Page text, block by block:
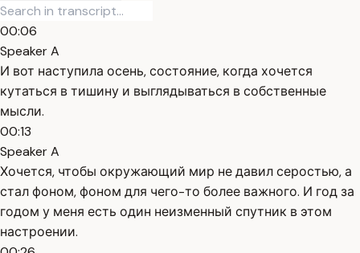
00:06
Speaker A
И вот наступила осень, состояние, когда хочется
кутаться в тишину и выглядываться в собственные
мысли.
00:13
Speaker A
Хочется, чтобы окружающий мир не давил серостью, а
стал фоном, фоном для чего-то более важного. И год за
годом у меня есть один неизменный спутник в этом
настроении.